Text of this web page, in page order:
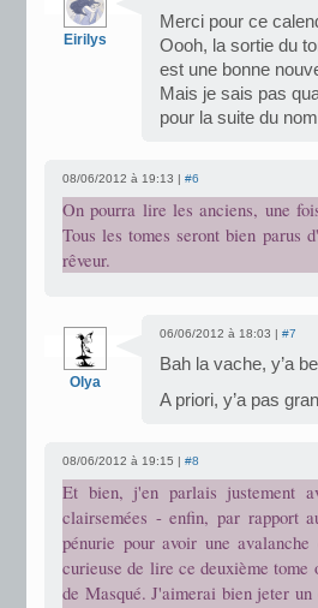
Eirilys
Merci pour ce
Oooh, la sortie du
est une bonne
Mais je sais pas
pour la suite du
08/06/2012 à 19:13 | #6
On pourra lire les anciens, une
Tous les tomes seront bien
rêveur.
Olya
06/06/2012 à 18:03 | #7
Bah la vache, y’a
A priori, y’a pas
08/06/2012 à 19:15 | #8
Et bien, j'en parlais justement
clairsemées - enfin, par rapport
pénurie pour avoir une
curieuse de lire ce deuxième tome
de Masqué. J'aimerai bien jeter